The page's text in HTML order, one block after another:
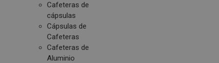
Cafeteras de
cápsulas
Cápsulas de
Cafeteras
Cafeteras de
Aluminio